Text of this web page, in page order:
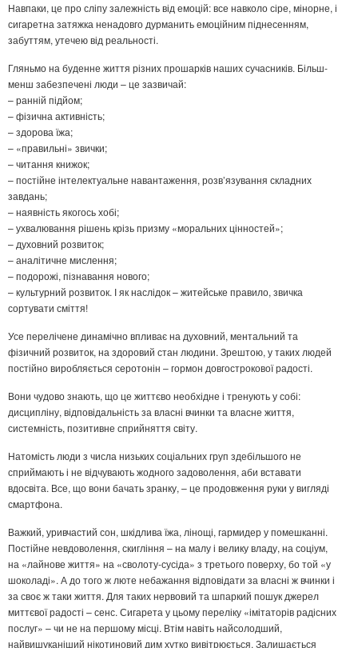
Навпаки, це про сліпу залежність від емоцій: все навколо сіре, мінорне, і
сигаретна затяжка ненадовго дурманить емоційним піднесенням,
забуттям, утечею від реальності.
Гляньмо на буденне життя різних прошарків наших сучасників. Більш-
менш забезпечені люди – це зазвичай:
– ранній підйом;
– фізична активність;
– здорова їжа;
– «правильні» звички;
– читання книжок;
– постійне інтелектуальне навантаження, розв’язування складних
завдань;
– наявність якогось хобі;
– ухвалювання рішень крізь призму «моральних цінностей»;
– духовний розвиток;
– аналітичне мислення;
– подорожі, пізнавання нового;
– культурний розвиток. І як наслідок – житейське правило, звичка
сортувати сміття!
Усе перелічене динамічно впливає на духовний, ментальний та
фізичний розвиток, на здоровий стан людини. Зрештою, у таких людей
постійно виробляється серотонін – гормон довгострокової радості.
Вони чудово знають, що це життєво необхідне і тренують у собі:
дисципліну, відповідальність за власні вчинки та власне життя,
системність, позитивне сприйняття світу.
Натомість люди з числа низьких соціальних груп здебільшого не
сприймають і не відчувають жодного задоволення, аби вставати
вдосвіта. Все, що вони бачать зранку, – це продовження руки у вигляді
смартфона.
Важкий, уривчастий сон, шкідлива їжа, лінощі, гармидер у помешканні.
Постійне невдоволення, скигління – на малу і велику владу, на соціум,
на «лайнове життя» на «сволоту-сусіда» з третього поверху, бо той «у
шоколаді». А до того ж люте небажання відповідати за власні ж вчинки і
за своє ж таки життя. Для таких нервовий та шпаркий пошук джерел
миттєвої радості – сенс. Сигарета у цьому переліку «імітаторів радісних
послуг» – чи не на першому місці. Втім навіть найсолодший,
найвишуканіший нікотиновий дим хутко вивітрюється. Залишається